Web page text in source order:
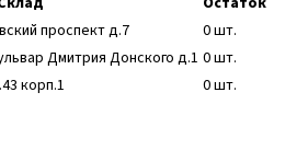
проспект д.7 0шт.
Дмитрия Донского д.1 0шт.
корп.1 0шт.